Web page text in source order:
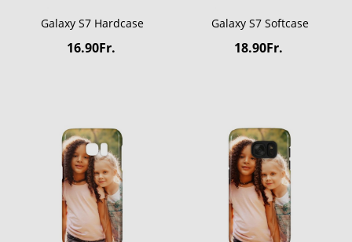
Galaxy S7 Hardcase
16.90Fr.
Galaxy S7 Softcase
18.90Fr.